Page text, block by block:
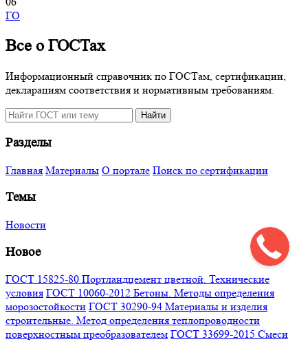
ГО
Все о ГОСТах
Информационный справочник по ГОСТам, сертификации,
декларациям соответствия и нормативным требованиям.
Поиск
сайту
Найти
Разделы
Главная Материалы О портале Поиск по сертификации
Темы
Новости
Новое
ГОСТ 15825-80 Портландцемент цветной. Технические
условия ГОСТ 10060-2012 Бетоны. Методы определения
морозостойкости ГОСТ 30290-94 Материалы и изделия
строительные. Метод определения теплопроводности
поверхностным преобразователем ГОСТ 33699-2015 Смеси